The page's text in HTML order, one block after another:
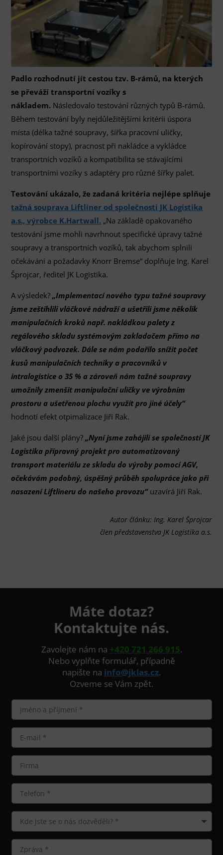
Padlo rozhodnutí jít cestou tzv. B-rámů, na kterých
se převáží transportní vozíky s
nákladem. Následovalo testování různých typů B-rámů.
Během testování byly nejdůležitějšími kritérii úspora
místa (délka tažné soupravy, šířka pracovní uličky,
kopírování stopy), pracnost při nakládce a vykládce
transportních vozíků a kompatibilita se stávajícími
transportními vozíky s adaptéry pro různé šířky palet.
Testování ukázalo, že zadaná kritéria nejlépe splňuje
tažná souprava Liftliner od společnosti JK Logistika
a.s., výrobce K.Hartwall. „Na základě opakovaného
testování jsme mohli navrhnout specifické úpravy tažné
soupravy a transportních vozíků, tak abychom splnili
očekávání a požadavky Knorr Bremse“ doplňuje Ing. Karel
Šprojcar, ředitel JK Logistika.
A výsledek?„Implementací nového typu tažné soupravy
jsme zeštíhlili vláčkové nádraží a ušetřili jsme několik
manipulačních kroků např. nakládkou palety z
regálového skladu systémovým zakladačem přímo na
vláčkový podvozek. Dále se nám podařilo snížit počet
kusů manipulačních techniky a pracovníků v
intralogistice o 35 % a zároveň nám tažné soupravy
umožnily zmenšit manipulační uličky ve výrobním
prostoru a ušetřenou plochu využít pro jiné účely“
hodnotí efekt otpimalizace Jiří Rak.
Jaké jsou další plány?„Nyní jsme zahájili se společností JK
Logistika přípravný projekt pro automatizovaný
transport materiálu ze skladu do výroby pomocí AGV,
očekávám podobný, úspěšný průběh spolupráce jako při
nasazení Liftlineru do našeho provozu“ uzavírá Jiří Rak.
Autor článku: Ing. Karel Šprojcar
člen představenstva JK Logistika a.s.
Máte dotaz?
Kontaktujte nás.
Zavolejte nám na +420 721 266 915.
Nebo vyplňte formulář, případně
napište na info@jklas.cz.
Ozveme se Vám zpět.